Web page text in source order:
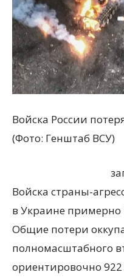
Войска России
(Фото: Генштаб ВСУ)
Войска страны-
в Украине примерно
Общие потери
полномасштабного
ориентировочно 922